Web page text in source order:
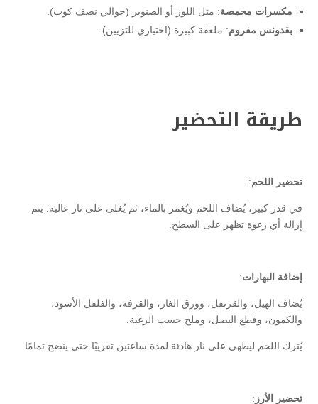
مكسرات محمصة: مثل اللوز أو الصنوبر (حوالي نصف كوب).
بقدونس مفروم: ملعقة كبيرة (اختياري للتزيين).
طريقة التحضير
تحضير اللحم:
في قدر كبير، يُضاف اللحم ويُغمر بالماء، ثم يُغلى على نار عالية. يتم
إزالة أي رغوة تظهر على السطح.
إضافة البهارات:
يُضاف الهيل، والقرنفل، وورق الغار، والقرفة، والفلفل الأسود،
والكمون، وقطع البصل، وملح حسب الرغبة.
يُترك اللحم ليطهى على نار هادئة لمدة ساعتين تقريبًا حتى ينضج تمامًا.
تحضير الأرز :